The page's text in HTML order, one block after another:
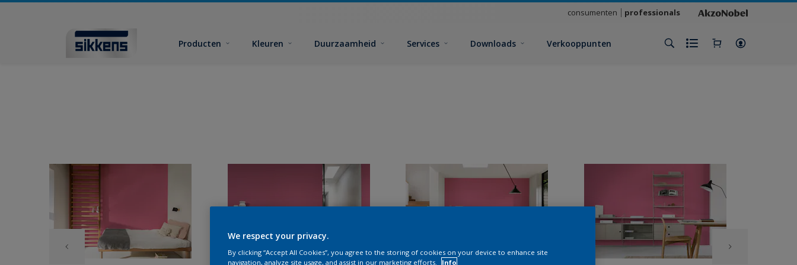
consumenten professionals
Producten Kleuren Duurzaamheid Services Downloads Verkooppunten
We respect your privacy.
By clicking “Accept All Cookies”, you agree to the storing of cookies on your device to enhance site
navigation, analyze site usage, and assist in our marketing efforts.
Info